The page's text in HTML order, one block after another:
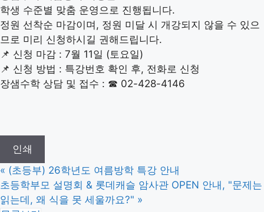
문자수신등록
학생 수준별 맞춤 운영으로 진행됩니다.
정원 선착순 마감이며, 정원 미달 시 개강되지 않을 수 있으
므로 미리 신청하시길 권해드립니다.
📌 신청 마감 : 7월 11일 (토요일)
📌 신청 방법 : 특강번호 확인 후, 전화로 신청
장샘수학 상담 및 접수 : ☎ 02-428-4146
인쇄
« (초등부) 26학년도 여름방학 특강 안내
초등학부모 설명회 & 롯데캐슬 암사관 OPEN 안내, "문제는
읽는데, 왜 식을 못 세울까요?" »